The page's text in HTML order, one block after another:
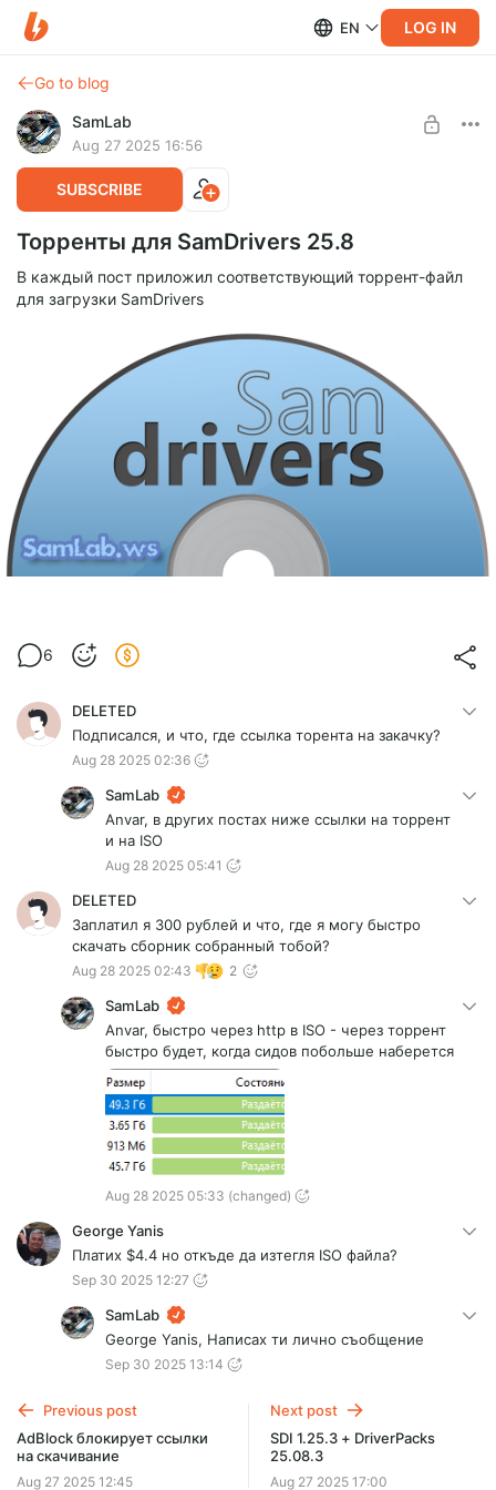
EN LOG IN
Go to blog
SamLab
Aug 27 2025 16:56
SUBSCRIBE
Торренты для SamDrivers 25.8
В каждый пост приложил соответствующий торрент-файл
для загрузки SamDrivers
6
DELETED
Подписался, и что, где ссылка торента на закачку?
Aug 28 2025 02:36
SamLab
Anvar, в других постах ниже ссылки на торрент
и на ISO
Aug 28 2025 05:41
DELETED
Заплатил я 300 рублей и что, где я могу быстро
скачать сборник собранный тобой?
Aug 28 2025 02:43 2
SamLab
Anvar, быстро через http в ISO - через торрент
быстро будет, когда сидов побольше наберется
Aug 28 2025 05:33 (changed)
George Yanis
Платих $4.4 но откъде да изтегля ISO файла?
Sep 30 2025 12:27
SamLab
George Yanis, Написах ти лично съобщение
Sep 30 2025 13:14
Previous post
AdBlock блокирует ссылки
на скачивание
Aug 27 2025 12:45
Next post
SDI 1.25.3 + DriverPacks
25.08.3
Aug 27 2025 17:00